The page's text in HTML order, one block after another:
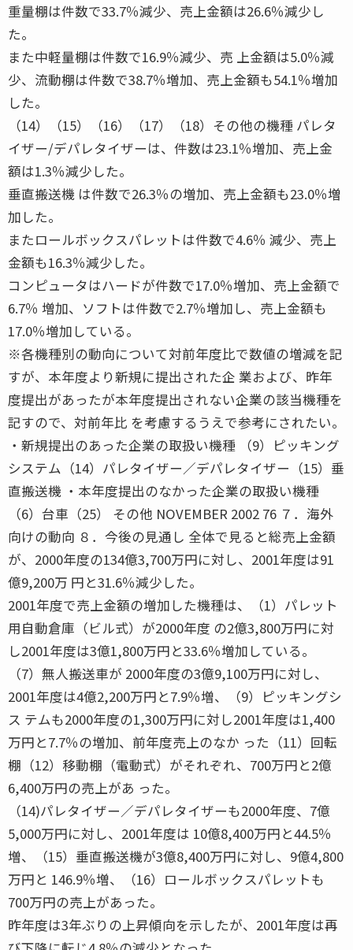
重量棚は件数で33.7％減少、売上金額は26.6％減少し
た。
また中軽量棚は件数で16.9％減少、売 上金額は5.0％減
少、流動棚は件数で38.7％増加、売上金額も54.1％増加
した。
（14）（15）（16）（17）（18）その他の機種 パレタ
イザー/デパレタイザーは、件数は23.1％増加、売上金
額は1.3％減少した。
垂直搬送機 は件数で26.3％の増加、売上金額も23.0％増
加した。
またロールボックスパレットは件数で4.6％ 減少、売上
金額も16.3％減少した。
コンピュータはハードが件数で17.0％増加、売上金額で
6.7％ 増加、ソフトは件数で2.7％増加し、売上金額も
17.0％増加している。
※各機種別の動向について対前年度比で数値の増減を記
すが、本年度より新規に提出された企 業および、昨年
度提出があったが本年度提出されない企業の該当機種を
記すので、対前年比 を考慮するうえで参考にされたい。
・新規提出のあった企業の取扱い機種 （9）ピッキング
システム（14）パレタイザー／デパレタイザー（15）垂
直搬送機 ・本年度提出のなかった企業の取扱い機種
（6）台車（25） その他 NOVEMBER 2002 76 ７．海外
向けの動向 ８．今後の見通し 全体で見ると総売上金額
が、2000年度の134億3,700万円に対し、2001年度は91
億9,200万 円と31.6％減少した。
2001年度で売上金額の増加した機種は、（1）パレット
用自動倉庫（ビル式）が2000年度 の2億3,800万円に対
し2001年度は3億1,800万円と33.6％増加している。
（7）無人搬送車が 2000年度の3億9,100万円に対し、
2001年度は4億2,200万円と7.9％増、（9）ピッキングシ
ス テムも2000年度の1,300万円に対し2001年度は1,400
万円と7.7％の増加、前年度売上のなか った（11）回転
棚（12）移動棚（電動式）がそれぞれ、700万円と2億
6,400万円の売上があ った。
（14)パレタイザー／デパレタイザーも2000年度、7億
5,000万円に対し、2001年度は 10億8,400万円と44.5％
増、（15）垂直搬送機が3億8,400万円に対し、9億4,800
万円と 146.9％増、（16）ロールボックスパレットも
700万円の売上があった。
昨年度は3年ぶりの上昇傾向を示したが、2001年度は再